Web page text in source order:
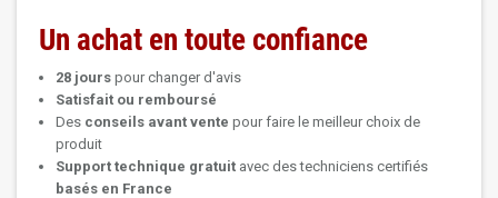
Un achat en toute confiance
28 jours pour changer d'avis
Satisfait ou remboursé
Des conseils avant vente pour faire le meilleur choix de
produit
Support technique gratuit avec des techniciens certifiés
basés en France